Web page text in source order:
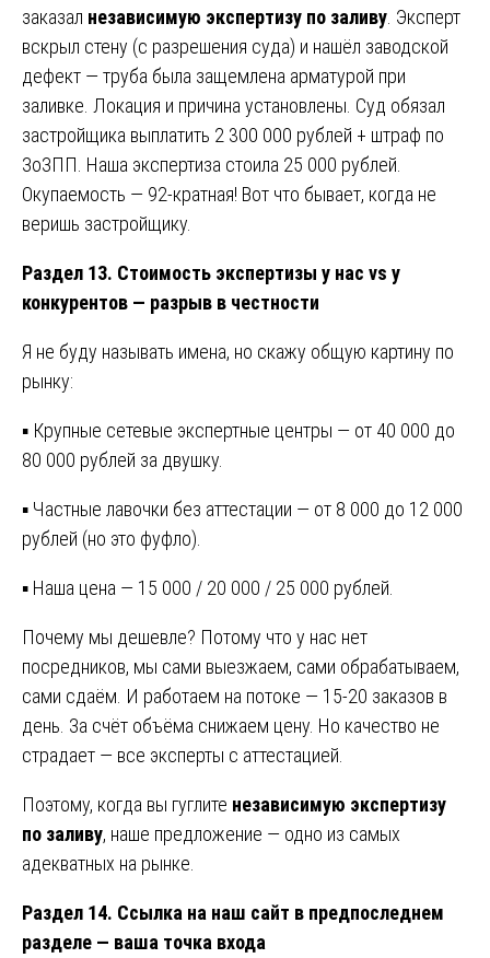
заказал независимую экспертизу по заливу . Эксперт
вскрыл стену (с разрешения суда) и нашёл заводской
дефект — труба была защемлена арматурой при
заливке. Локация и причина установлены. Суд обязал
застройщика выплатить 2 300 000 рублей + штраф по
ЗоЗПП. Наша экспертиза стоила 25 000 рублей.
Окупаемость — 92-кратная! Вот что бывает, когда не
веришь застройщику.
Раздел 13. Стоимость экспертизы у нас vs у
конкурентов — разрыв в честности
Я не буду называть имена, но скажу общую картину по
рынку:
▪ Крупные сетевые экспертные центры — от 40 000 до
80 000 рублей за двушку.
▪ Частные лавочки без аттестации — от 8 000 до 12 000
рублей (но это фуфло).
▪ Наша цена — 15 000 / 20 000 / 25 000 рублей.
Почему мы дешевле? Потому что у нас нет
посредников, мы сами выезжаем, сами обрабатываем,
сами сдаём. И работаем на потоке — 15-20 заказов в
день. За счёт объёма снижаем цену. Но качество не
страдает — все эксперты с аттестацией.
Поэтому, когда вы гуглите независимую экспертизу
по заливу, наше предложение — одно из самых
адекватных на рынке.
Раздел 14. Ссылка на наш сайт в предпоследнем
разделе — ваша точка входа